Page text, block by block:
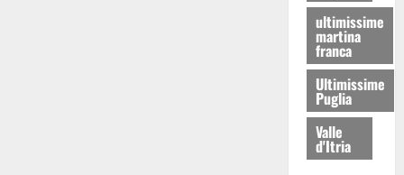
ultimissime
martina
franca
Ultimissime
Puglia
Valle
d'Itria